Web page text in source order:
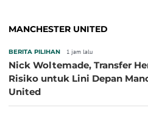
MANCHESTER UNITED
BERITA PILIHAN 1 jam lalu
Nick Woltemade, Transfer
Risiko untuk Lini Depan
United